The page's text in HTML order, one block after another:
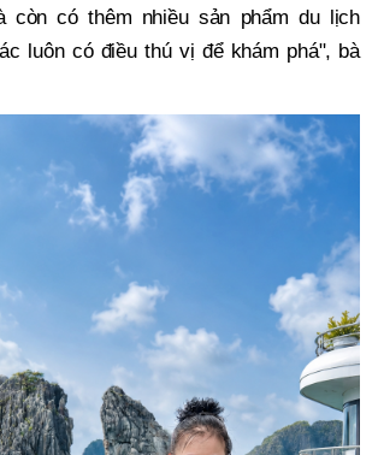
còn có thêm nhiều sản phẩm du lịch
luôn có điều thú vị để khám phá", bà